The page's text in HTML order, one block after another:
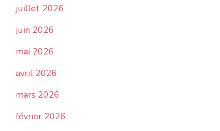
juillet 2026
juin 2026
mai 2026
avril 2026
mars 2026
février 2026